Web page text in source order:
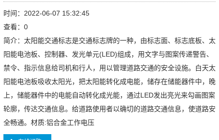
时间：2022-06-07 15:32:45
查看： 0
简介：太阳能交通标志是交通标志牌的一种，由标志面、标志底板、太
阳能电池板、控制器、发光单元(LED)组成，用文字与图案传递警告、
禁令、指示信息给司机和行人，用以管理道路交通的安全设施。白天太
阳能电池板吸收太阳光，把太阳能转化成电能，储存在储能器件中，晚
上，储能器件中的电能自动转化成光能，通过LED发出亮光来勾画图案
轮廓，传达交通信息。给道路使用者以确切的道路交通信息，使道路安
全畅通。材质:铝合金工作电压